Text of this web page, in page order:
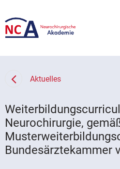
Aktuelles
Neurochirurgie,
Bundesärztekammer